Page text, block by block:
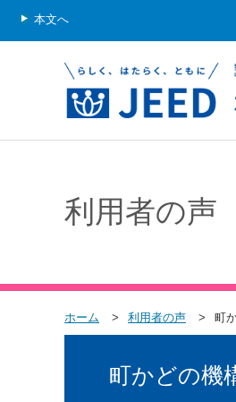
本文へ
利用者の声
ホーム 利用者の声 町
町かどの機